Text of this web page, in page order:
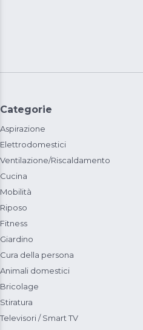
Categorie
Aspirazione
Elettrodomestici
Ventilazione/Riscaldamento
Cucina
Mobilità
Riposo
Fitness
Giardino
Cura della persona
Animali domestici
Bricolage
Stiratura
Televisori / Smart TV